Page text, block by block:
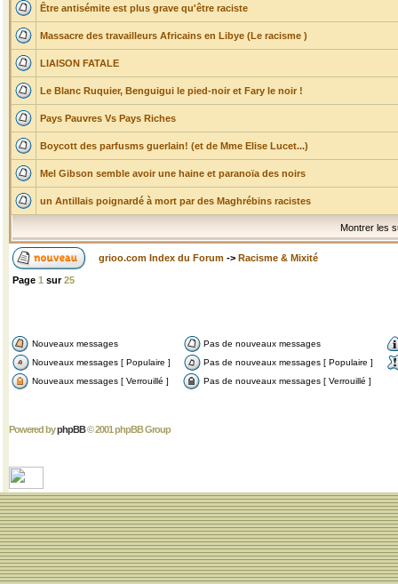
Être antisémite est plus grave qu'être raciste
Massacre des travailleurs Africains en Libye (Le racisme )
LIAISON FATALE
Le Blanc Ruquier, Benguigui le pied-noir et Fary le noir !
Pays Pauvres Vs Pays Riches
Boycott des parfusms guerlain! (et de Mme Elise Lucet...)
Mel Gibson semble avoir une haine et paranoïa des noirs
un Antillais poignardé à mort par des Maghrébins racistes
Montrer les
grioo.com Index du Forum -> Racisme & Mixité
Page 1 sur25
Nouveaux messages
Pas de nouveaux messages
Nouveaux messages [ Populaire ]
Pas de nouveaux messages [ Populaire ]
Nouveaux messages [ Verrouillé ]
Pas de nouveaux messages [ Verrouillé ]
Powered byphpBB© 2001 phpBB Group